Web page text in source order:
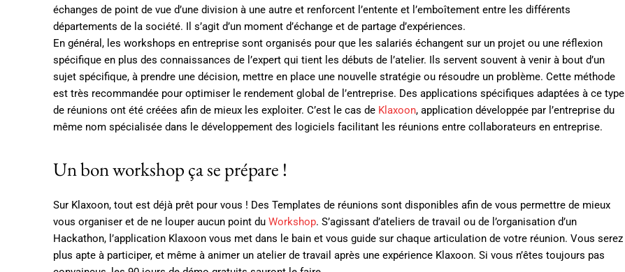
échanges de point de vue d’une division à une autre et renforcent l’entente et l’emboîtement entre les différents
départements de la société. Il s’agit d’un moment d’échange et de partage d’expériences.
En général, les workshops en entreprise sont organisés pour que les salariés échangent sur un projet ou une réflexion
spécifique en plus des connaissances de l’expert qui tient les débuts de l’atelier. Ils servent souvent à venir à bout d’un
sujet spécifique, à prendre une décision, mettre en place une nouvelle stratégie ou résoudre un problème. Cette méthode
est très recommandée pour optimiser le rendement global de l’entreprise. Des applications spécifiques adaptées à ce type
de réunions ont été créées afin de mieux les exploiter. C’est le cas de Klaxoon, application développée par l’entreprise du
même nom spécialisée dans le développement des logiciels facilitant les réunions entre collaborateurs en entreprise.
Un bon workshop ça se prépare !
Sur Klaxoon, tout est déjà prêt pour vous ! Des Templates de réunions sont disponibles afin de vous permettre de mieux
vous organiser et de ne louper aucun point du Workshop. S’agissant d’ateliers de travail ou de l’organisation d’un
Hackathon, l’application Klaxoon vous met dans le bain et vous guide sur chaque articulation de votre réunion. Vous serez
plus apte à participer, et même à animer un atelier de travail après une expérience Klaxoon. Si vous n’êtes toujours pas